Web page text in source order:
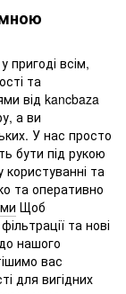
пригоді всім,
та
від kancbaza
а ви
У нас просто
бути під рукою
та
та оперативно
Щоб
та нові
нашого
вас
для вигідних